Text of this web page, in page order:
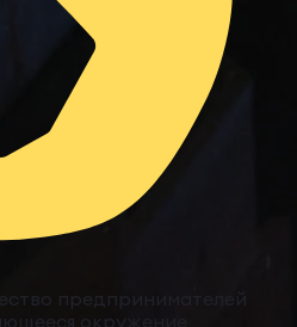
предпринимателей
окружение